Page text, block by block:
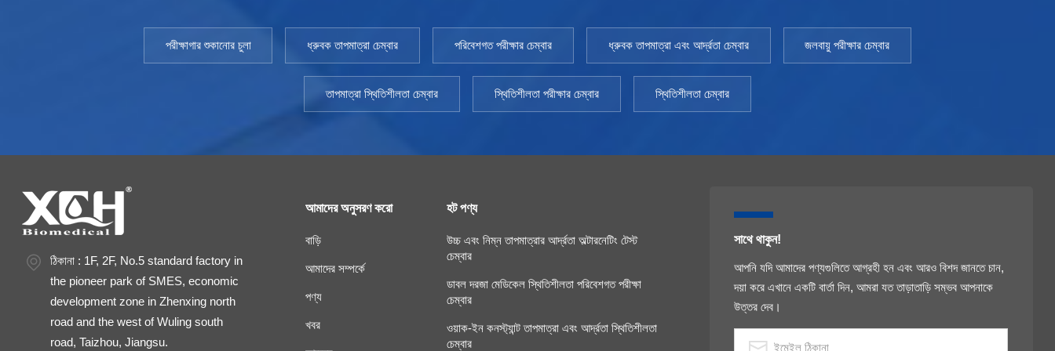
ক্ষমতা: AC220V±10% 50HZ পরিবেশের তাপমাত্রা: +5~35℃
ক্ষমতা: AC220V±10% 50HZ পরিবেশের তাপমাত্রা: +5~35℃
এসএমএস অ্যালার্ম: ঐচ্ছিক
ক্ষমতা: AC220V±10% 50HZ পরিবেশের তাপমাত্রা: +5~35℃
এসএমএস অ্যালার্ম: ঐচ্ছিক
পরীক্ষাগার শুকানোর চুলা ধ্রুবক তাপমাত্রা চেম্বার পরিবেশগত পরীক্ষার চেম্বার ধ্রুবক তাপমাত্রা এবং আর্দ্রতা চেম্বার জলবায়ু পরীক্ষার চেম্বার
তাপমাত্রা স্থিতিশীলতা চেম্বার স্থিতিশীলতা পরীক্ষার চেম্বার স্থিতিশীলতা চেম্বার
ঠিকানা : 1F, 2F, No.5 standard factory in
the pioneer park of SMES, economic
development zone in Zhenxing north
road and the west of Wuling south
road, Taizhou, Jiangsu.
আমাদের অনুসরণ করো
বাড়ি
আমাদের সম্পর্কে
পণ্য
খবর
হট পণ্য
উচ্চ এবং নিম্ন তাপমাত্রার আর্দ্রতা অল্টারনেটিং টেস্ট
চেম্বার
ডাবল দরজা মেডিকেল স্থিতিশীলতা পরিবেশগত পরীক্ষা
চেম্বার
ওয়াক-ইন কনস্ট্যান্ট তাপমাত্রা এবং আর্দ্রতা স্থিতিশীলতা
চেম্বার
সাথে থাকুন!
আপনি যদি আমাদের পণ্যগুলিতে আগ্রহী হন এবং আরও বিশদ জানতে চান,
দয়া করে এখানে একটি বার্তা দিন, আমরা যত তাড়াতাড়ি সম্ভব আপনাকে
উত্তর দেব।